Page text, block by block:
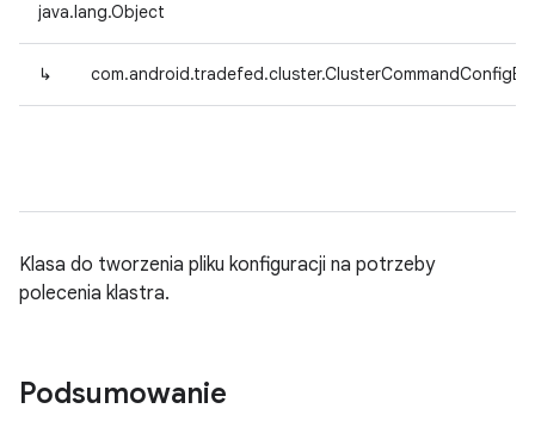
java.lang.Object
↳
Klasa do tworzenia pliku konfiguracji na potrzeby
polecenia klastra.
Podsumowanie